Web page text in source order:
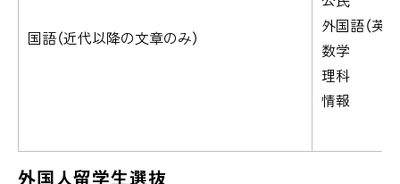
国語（近代以降の文章のみ）
外国語（英語
数学
理科
情報
外国人留学生選抜